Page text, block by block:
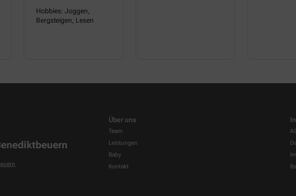
Hobbies: Joggen,
Bergsteigen, Lesen
Über uns
Team
Leistungen
Baby
Kontakt